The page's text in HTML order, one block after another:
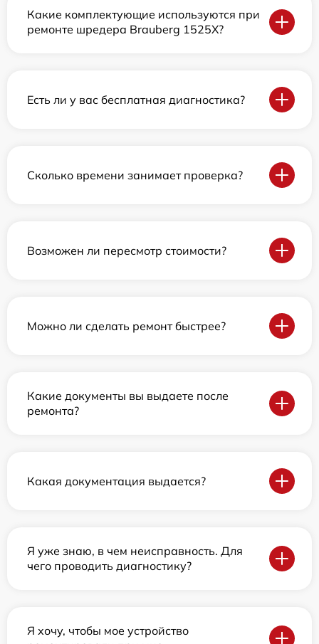
Какие комплектующие используются при
ремонте шредера Brauberg 1525X?
Есть ли у вас бесплатная диагностика?
Сколько времени занимает проверка?
Возможен ли пересмотр стоимости?
Можно ли сделать ремонт быстрее?
Какие документы вы выдаете после
ремонта?
Какая документация выдается?
Я уже знаю, в чем неисправность. Для
чего проводить диагностику?
Я хочу, чтобы мое устройство